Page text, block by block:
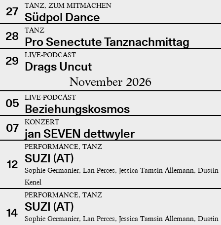
27 TANZ, ZUM MITMACHEN
Südpol Dance
28
TANZ
Pro Senectute Tanznachmittag
29
LIVE-PODCAST
Drags Uncut
November 2026
05 LIVE-PODCAST
Beziehungskosmos
07
KONZERT
jan SEVEN dettwyler
12
PERFORMANCE, TANZ
SUZI (AT)
Sophie Germanier, Lan Perces, Jessica Tamsin Allemann, Dustin
Kenel
14
PERFORMANCE, TANZ
SUZI (AT)
Sophie Germanier, Lan Perces, Jessica Tamsin Allemann, Dustin